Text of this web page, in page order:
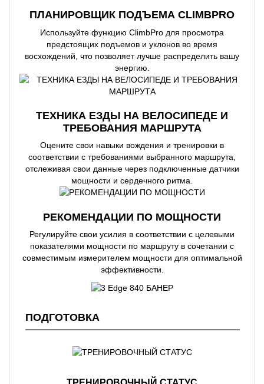
ПЛАНИРОВЩИК ПОДЪЕМА CLIMBPRO
Используйте функцию ClimbPro для просмотра
предстоящих подъемов и уклонов во время
восхождений, что позволяет лучше распределить вашу
энергию.
ТЕХНИКА ЕЗДЫ НА ВЕЛОСИПЕДЕ И
ТРЕБОВАНИЯ МАРШРУТА
Оцените свои навыки вождения и тренировки в
соответствии с требованиями выбранного маршрута,
отслеживая свои данные через подключенные датчики
мощности и сердечного ритма.
РЕКОМЕНДАЦИИ ПО МОЩНОСТИ
Регулируйте свои усилия в соответствии с целевыми
показателями мощности по маршруту в сочетании с
совместимым измерителем мощности для оптимальной
эффективности.
ПОДГОТОВКА